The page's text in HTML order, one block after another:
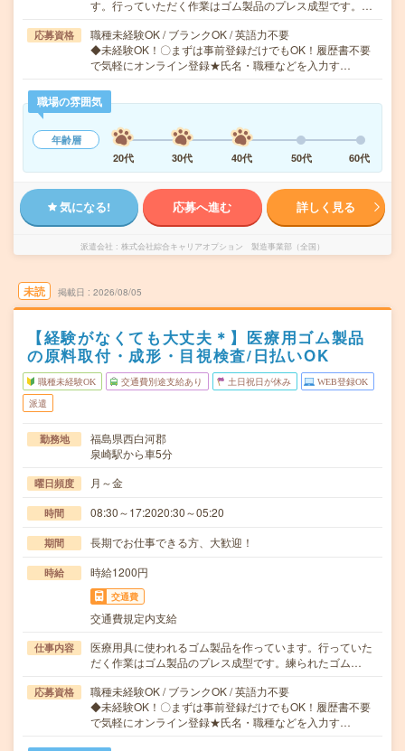
す。行っていただく作業はゴム製品のプレス成型です。…
応募資格
職種未経験OK / ブランクOK / 英語力不要
◆未経験OK！〇まずは事前登録だけでもOK！履歴書不要
で気軽にオンライン登録★氏名・職種などを入力す…
職場の雰囲気
年齢層
20代
30代 40代 50代 60代
気になる! 応募へ進む 詳しく見る
派遣会社 株式会社綜合キャリアオプション 製造事業部（全国）
未読 掲載日 2026/08/05
【経験がなくても大丈夫＊】医療用ゴム製品
の原料取付・成形・目視検査/日払いOK
職種未経験OK 交通費別途支給あり 土日祝日が休み WEB登録OK
派遣
勤務地
福島県西白河郡
泉崎駅から車5分
曜日頻度 月～金
時間 08:30～17:2020:30～05:20
期間 長期でお仕事できる方、大歓迎！
時給 時給1200円
交通費
交通費規定内支給
仕事内容
医療用具に使われるゴム製品を作っています。行っていた
だく作業はゴム製品のプレス成型です。練られたゴム…
応募資格
職種未経験OK / ブランクOK / 英語力不要
◆未経験OK！〇まずは事前登録だけでもOK！履歴書不要
で気軽にオンライン登録★氏名・職種などを入力す…